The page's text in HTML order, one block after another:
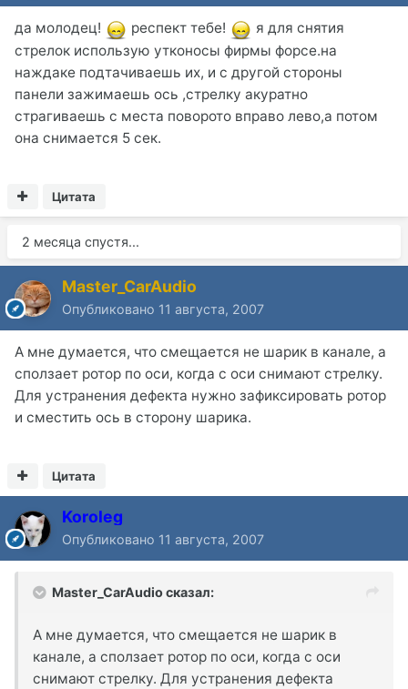
да молодец! респект тебе!
я для снятия
стрелок использую утконосы фирмы форсе.на
наждаке подтачиваешь их, и с другой стороны
панели зажимаешь ось ,стрелку акуратно
страгиваешь с места поворото вправо лево,а потом
она снимается 5 сек.
Цитата
2 месяца спустя...
Master_CarAudio
Опубликовано 11 августа, 2007
А мне думается, что смещается не шарик в канале, а
сползает ротор по оси, когда с оси снимают стрелку.
Для устранения дефекта нужно зафиксировать ротор
и сместить ось в сторону шарика.
Цитата
Koroleg
Опубликовано 11 августа, 2007
Master_CarAudio сказал:
А мне думается, что смещается не шарик в
канале, а сползает ротор по оси, когда с оси
снимают стрелку. Для устранения дефекта